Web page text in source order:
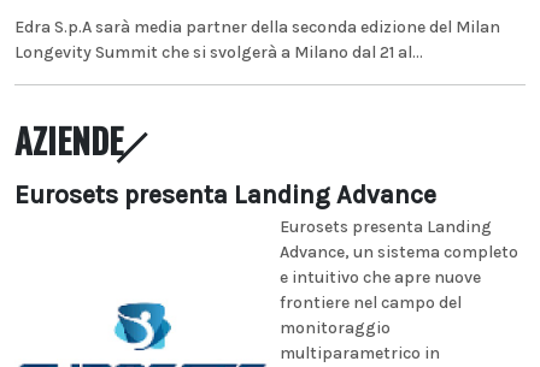
Edra S.p.A sarà media partner della seconda edizione del Milan
Longevity Summit che si svolgerà a Milano dal 21 al...
AZIENDE
Eurosets presenta Landing Advance
Eurosets presenta Landing
Advance, un sistema completo
e intuitivo che apre nuove
frontiere nel campo del
monitoraggio
multiparametrico in